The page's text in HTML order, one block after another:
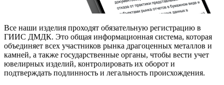
Все наши изделия проходят обязательную регистрацию в
ГИИС ДМДК. Это общая информационная система, которая
объединяет всех участников рынка драгоценных металлов и
камней, а также государственные органы, чтобы вести учет
ювелирных изделий, контролировать их оборот и
подтверждать подлинность и легальность происхождения.